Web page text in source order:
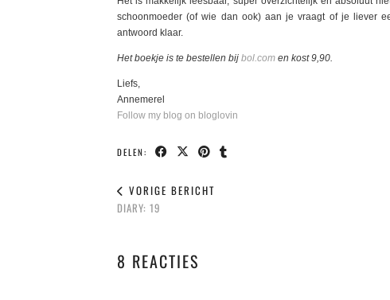
schoonmoeder (of wie dan ook) aan je vraagt of je liever
antwoord klaar.
Het boekje is te bestellen bij bol.com en kost 9,90.
Liefs,
Annemerel
Follow my blog on bloglovin
DELEN:
VORIGE BERICHT
DIARY: 19
8 REACTIES